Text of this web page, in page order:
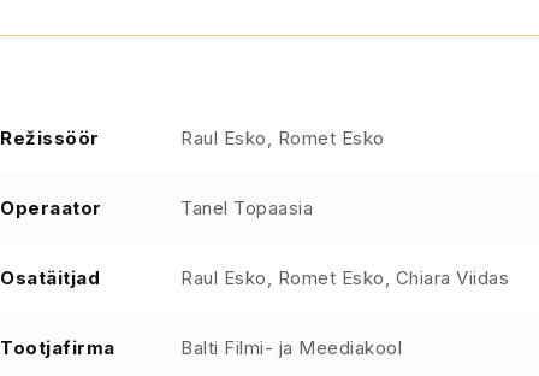
Režissöör Raul Esko, Romet Esko
Operaator Tanel Topaasia
Osatäitjad Raul Esko, Romet Esko, Chiara Viidas
Tootjafirma Balti Filmi- ja Meediakool